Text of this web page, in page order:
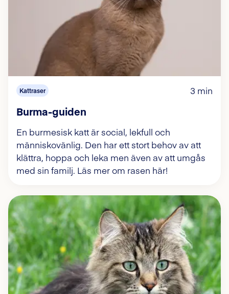
Kattraser 3 min
Burma-guiden
En burmesisk katt är social, lekfull och
människovänlig. Den har ett stort behov av att
klättra, hoppa och leka men även av att umgås
med sin familj. Läs mer om rasen här!